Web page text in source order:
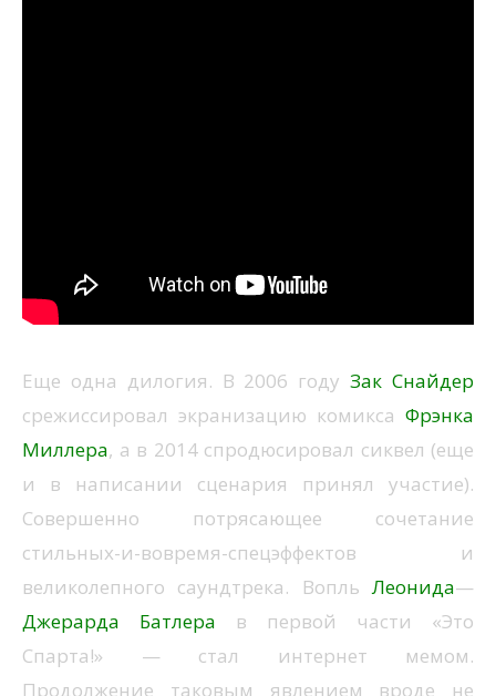
Еще одна дилогия. В 2006 годуЗак Снайдер
срежиссировал экранизацию комикса Фрэнка
Миллера, а в 2014 спродюсировал сиквел (еще
и в написании сценария принял участие).
Совершенно потрясающее сочетание
стильных-и-вовремя-спецэффектов и
великолепного саундтрека. ВопльЛеонида—
Джерарда Батлера в первой части «Это
Спарта!» — стал интернет мемом.
Продолжение таковым явлением вроде не